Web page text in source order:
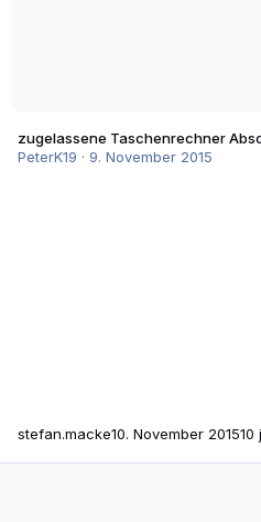
zugelassene Taschenrechner
PeterK19 · 9. November 2015
stefan.macke10. November 201510 j